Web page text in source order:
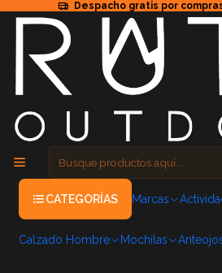
Despacho gratis por
CATEGORÍAS Marcas
Calzado Hombre Mochilas